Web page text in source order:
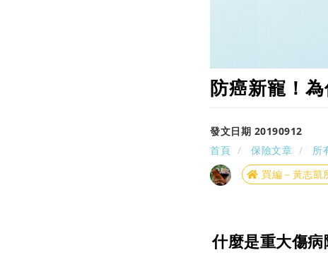
防癌新寵！
發文日期 20190912
首頁
保險文章 所
買編－黃志凱
什麼是重大傷